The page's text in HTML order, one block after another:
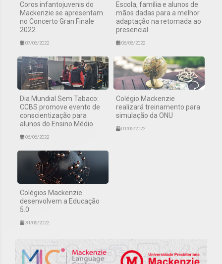
Coros infantojuvenis do
Mackenzie se apresentam
no Concerto Gran Finale
2022
07/06/2022
Escola, família e alunos de
mãos dadas para a melhor
adaptação na retomada ao
presencial
06/06/2022
Dia Mundial Sem Tabaco:
CCBS promove evento de
conscientização para
alunos do Ensino Médio
06/06/2022
Colégio Mackenzie
realizará treinamento para
simulação da ONU
01/06/2022
Colégios Mackenzie
desenvolvem a Educação
5.0
31/05/2022